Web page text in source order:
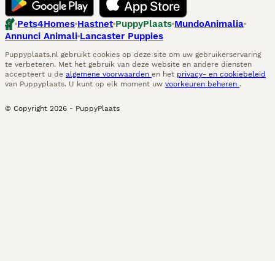
Pets4Homes Hastnet PuppyPlaats MundoAnimalia
Annunci Animali Lancaster Puppies
Puppyplaats.nl gebruikt cookies op deze site om uw gebruikerservaring
te verbeteren. Met het gebruik van deze website en andere diensten
accepteert u de algemene voorwaarden en het privacy- en cookiebeleid
van Puppyplaats. U kunt op elk moment uw voorkeuren beheren .
© Copyright 2026 - PuppyPlaats